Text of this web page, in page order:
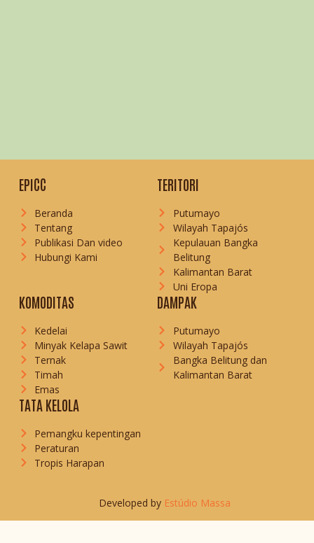
EPICC
Beranda
Tentang
Publikasi Dan video
Hubungi Kami
TERITORI
Putumayo
Wilayah Tapajós
Kepulauan Bangka
Belitung
Kalimantan Barat
Uni Eropa
KOMODITAS
Kedelai
Minyak Kelapa Sawit
Ternak
Timah
Emas
DAMPAK
Putumayo
Wilayah Tapajós
Bangka Belitung dan
Kalimantan Barat
TATA KELOLA
Pemangku kepentingan
Peraturan
Tropis Harapan
Developed by Estúdio Massa